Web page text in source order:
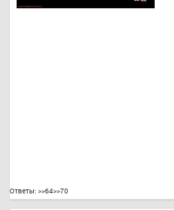
Ответы: >>64>>70